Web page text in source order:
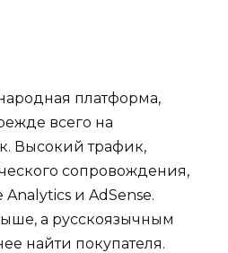
платформа,
всего на
Высокий трафик,
сопровождения,
и AdSense.
а русскоязычным
найти покупателя.